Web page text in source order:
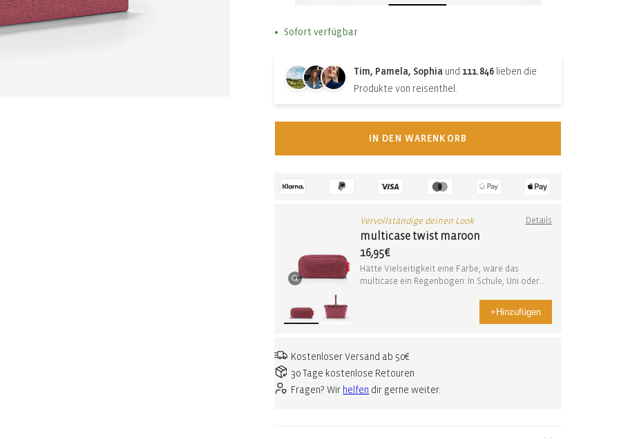
Sofort verfügbar
Tim, Pamela, Sophia und 111.846 lieben die
Produkte von reisenthel.
IN DEN WARENKORB
Vervollständige deinen Look Details
multicase twist maroon
16,95€
Hätte Vielseitigkeit eine Farbe, wäre das
multicase ein Regenbogen: In Schule, Uni oder
+ Hinzufügen
Kostenloser Versand ab 50€
30 Tage kostenlose Retouren
Fragen? Wir helfen dir gerne weiter.